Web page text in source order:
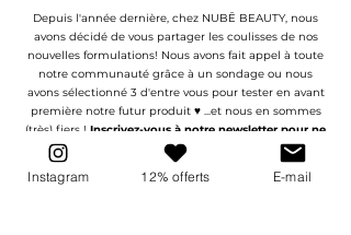
Depuis l'année dernière, chez NUBĒ BEAUTY, nous
avons décidé de vous partager les coulisses de nos
nouvelles formulations! Nous avons fait appel à toute
notre communauté grâce à un sondage ou nous
avons sélectionné 3 d'entre vous pour tester en avant
première notre futur produit ♥︎ ...et nous en sommes
(très) fiers ! Inscrivez-vous à notre newsletter pour ne
pas manquer la prochaine ouverture.
Instagram 12% offerts E-mail